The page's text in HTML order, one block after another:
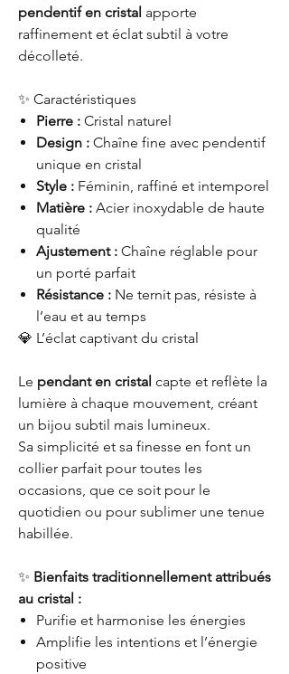
pendentif en cristal apporte
raffinement et éclat subtil à votre
décolleté.
✨ Caractéristiques
Pierre : Cristal naturel
Design : Chaîne fine avec pendentif
unique en cristal
Style : Féminin, raffiné et intemporel
Matière : Acier inoxydable de haute
qualité
Ajustement : Chaîne réglable pour
un porté parfait
Résistance : Ne ternit pas, résiste à
l’eau et au temps
💎 L’éclat captivant du cristal
Le pendant en cristal capte et reflète la
lumière à chaque mouvement, créant
un bijou subtil mais lumineux.
Sa simplicité et sa finesse en font un
collier parfait pour toutes les
occasions, que ce soit pour le
quotidien ou pour sublimer une tenue
habillée.
✨ Bienfaits traditionnellement attribués
au cristal :
Purifie et harmonise les énergies
Amplifie les intentions et l’énergie
positive